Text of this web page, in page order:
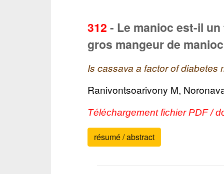
312 - Le manioc est-il
gros mangeur de
Is cassava a factor of diabetes
Ranivontsoarivony M,
Téléchargement fichier PDF /
résumé / abstract